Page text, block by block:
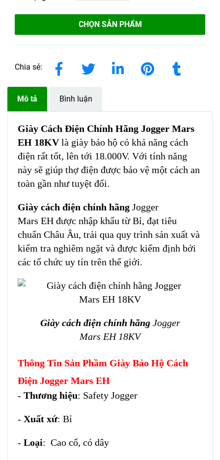
CHỌN SẢN PHẨM
Chia sẻ:
Mô tả Bình luận
Giày Cách Điện Chính Hãng Jogger Mars
EH 18KVlà giày bảo hộ có khả năng cách
điện rất tốt, lên tới 18.000V. Với tính năng
này sẽ giúp thợ điện được bảo vệ một cách an
toàn gần như tuyệt đối.
Giày cách điện chính hãng Jogger
Mars EH được nhập khẩu từ Bỉ, đạt tiêu
chuẩn Châu Âu, trải qua quy trình sản xuất và
kiểm tra nghiêm ngặt và được kiểm định bởi
các tổ chức uy tín trên thế giới.
Giày cách điện chính hãngJogger
Mars EH 18KV
Thông Tin Sản Phầm Giày Bảo Hộ Cách
Điện Jogger Mars EH
- Thương hiệu: Safety Jogger
- Xuất xứ: Bỉ
- Loại: Cao cổ, có dây